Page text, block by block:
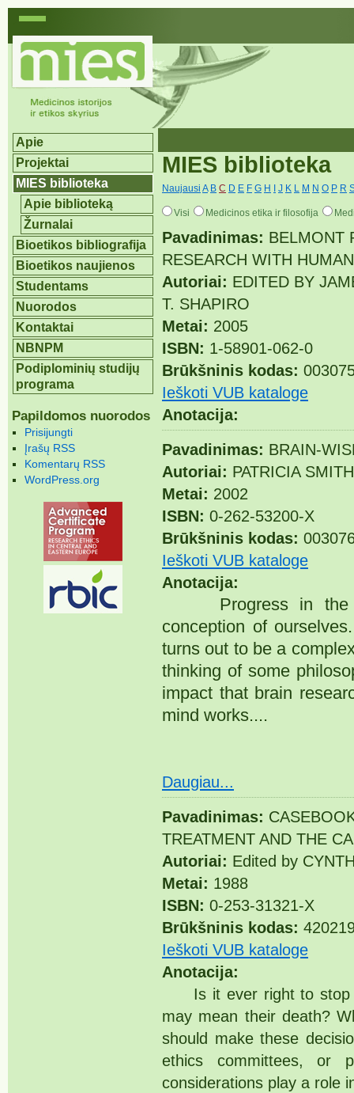
Apie
Projektai
MIES biblioteka
Apie biblioteką
Žurnalai
Bioetikos bibliografija
Bioetikos naujienos
Studentams
Nuorodos
Kontaktai
NBNPM
Podiplominių studijų
programa
Papildomos nuorodos
Prisijungti
Įrašų RSS
Komentarų RSS
WordPress.org
MIES biblioteka
Naujausi A B C D E F G H J K L M N O P R
Visi Medicinos etika ir filosofija
Pavadinimas: BELMONT
RESEARCH WITH
Autoriai: EDITED BY
T. SHAPIRO
Metai: 2005
ISBN: 1-58901-062-0
Brūkšninis kodas:
Ieškoti VUB kataloge
Anotacija:
Pavadinimas: BRAIN-
Autoriai: PATRICIA
Metai: 2002
ISBN: 0-262-53200-X
Brūkšninis kodas:
Ieškoti VUB kataloge
Anotacija:
Progress in the
conception of
turns out to be a
thinking of some
impact that brain
mind works....
Daugiau...
Pavadinimas:
TREATMENT AND THE
Autoriai: Edited by
Metai: 1988
ISBN: 0-253-31321-X
Brūkšninis kodas:
Ieškoti VUB kataloge
Anotacija:
Is it ever right to stop
may mean their death?
should make these
ethics committees, or
considerations play a role